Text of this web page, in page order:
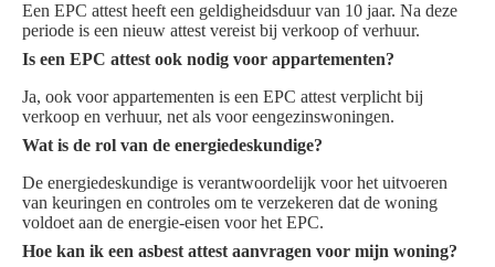
Een EPC attest heeft een geldigheidsduur van 10 jaar. Na deze
periode is een nieuw attest vereist bij verkoop of verhuur.
Is een EPC attest ook nodig voor appartementen?
Ja, ook voor appartementen is een EPC attest verplicht bij
verkoop en verhuur, net als voor eengezinswoningen.
Wat is de rol van de energiedeskundige?
De energiedeskundige is verantwoordelijk voor het uitvoeren
van keuringen en controles om te verzekeren dat de woning
voldoet aan de energie-eisen voor het EPC.
Hoe kan ik een asbest attest aanvragen voor mijn woning?